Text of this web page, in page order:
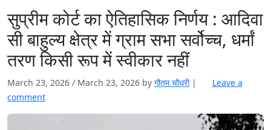
सुप्रीम कोर्ट का ऐतिहासिक निर्णय : आदिवा
सी बाहुल्य क्षेत्र में ग्राम सभा सर्वोच्च, धर्मां
तरण किसी रूप में स्वीकार नहीं
March 23, 2026 / March 23, 2026 by गौतम चौधरी |
Leave a
comment